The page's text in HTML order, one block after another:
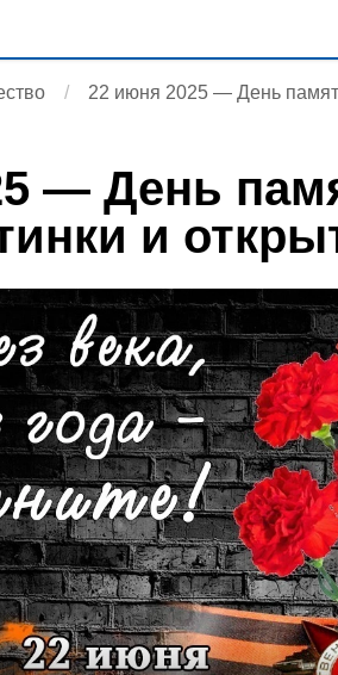
22 июня 2025 — День
— День
и